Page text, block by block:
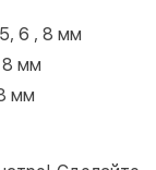
6 , 8 мм
8 мм
мм